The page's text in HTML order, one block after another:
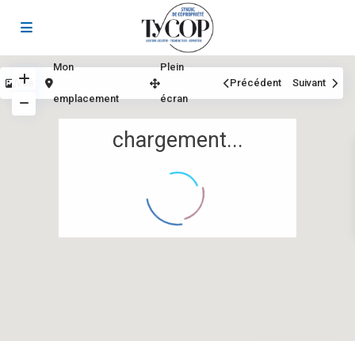
chargement...
Vue
Mon
emplacement
Plein
écran
Précédent Suivant